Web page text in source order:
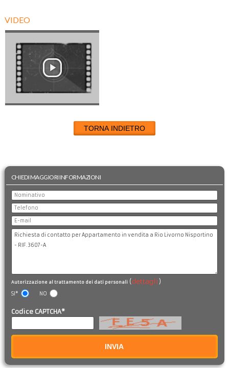
VIDEO
TORNA INDIETRO
CHIEDI MAGGIORI INFORMAZIONI
Autorizzazione al trattamento dei dati personali( dettagli )
SI* NO
Codice CAPTCHA*
INVIA